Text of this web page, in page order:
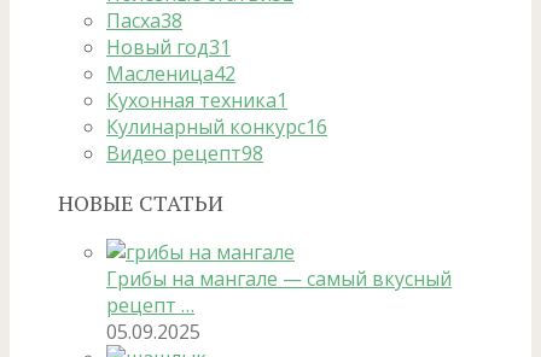
Пасха38
Новый год31
Масленица42
Кухонная техника1
Кулинарный конкурс16
Видео рецепт98
НОВЫЕ СТАТЬИ
Грибы на мангале — самый вкусный
рецепт …
05.09.2025